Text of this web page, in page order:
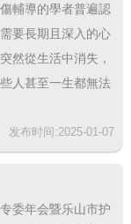
輔導的學者普遍認
要長期且深入的心
然從生活中消失，
人甚至一生都無法
发布时间:2025-01-07
委年会暨乐山市护